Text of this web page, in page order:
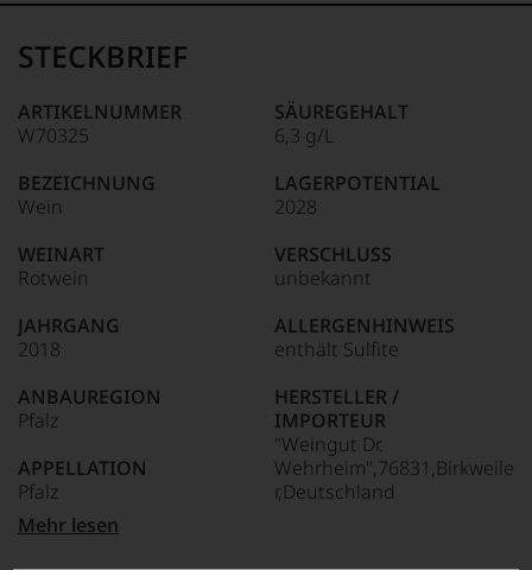
STECKBRIEF
ARTIKELNUMMER
W70325
BEZEICHNUNG
Wein
WEINART
Rotwein
JAHRGANG
2018
ANBAUREGION
Pfalz
APPELLATION
Pfalz
REBSORTEN
Spätburgunder
SÄUREGEHALT
6,3 g/L
LAGERPOTENTIAL
2028
VERSCHLUSS
unbekannt
ALLERGENHINWEIS
enthält Sulfite
HERSTELLER /
IMPORTEUR
"Weingut Dr.
Wehrheim",76831,Birkweile
r,Deutschland
Deutschland
Mehr lesen